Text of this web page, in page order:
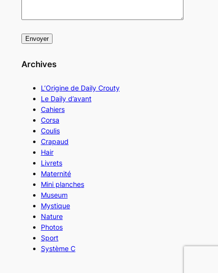
Archives
L’Origine de Daily Crouty
Le Daily d’avant
Cahiers
Corsa
Coulis
Crapaud
Hair
Livrets
Maternité
Mini planches
Museum
Mystique
Nature
Photos
Sport
Système C